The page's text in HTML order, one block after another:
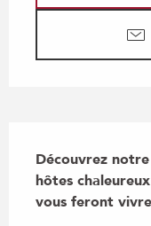
Découvrez
hôtes
vous feront